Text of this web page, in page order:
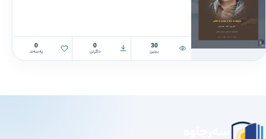
30
بینین
0
داگرتن
0
پەسەند